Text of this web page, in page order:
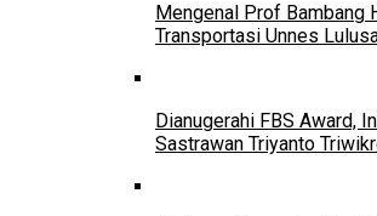
Mengenal Prof Bambang
Transportasi Unnes
Dianugerahi FBS Award,
Sastrawan Triyanto